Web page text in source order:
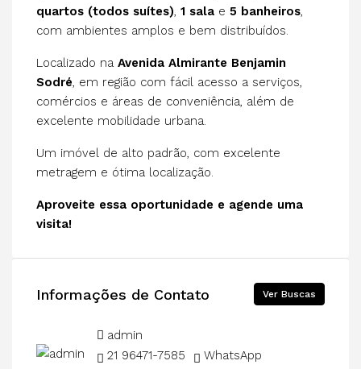
quartos (todos suítes), 1 sala e 5 banheiros,
com ambientes amplos e bem distribuídos.
Localizado na Avenida Almirante Benjamin
Sodré, em região com fácil acesso a serviços,
comércios e áreas de conveniência, além de
excelente mobilidade urbana.
Um imóvel de alto padrão, com excelente
metragem e ótima localização.
Aproveite essa oportunidade e agende uma
visita!
Informações de Contato Ver Buscas
admin
21 96471-7585
WhatsApp